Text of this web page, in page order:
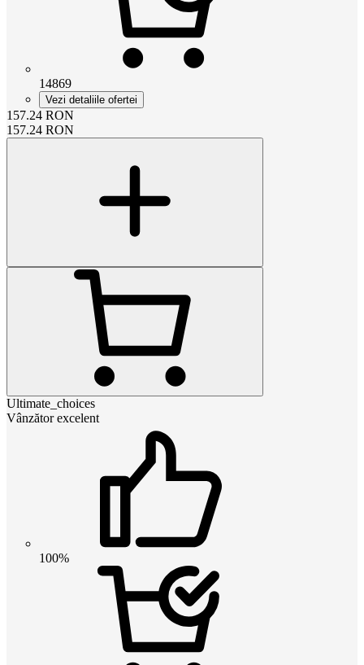
14869
Vezi detaliile ofertei
157.24 RON
157.24 RON
Ultimate_choices
Vânzător excelent
100%